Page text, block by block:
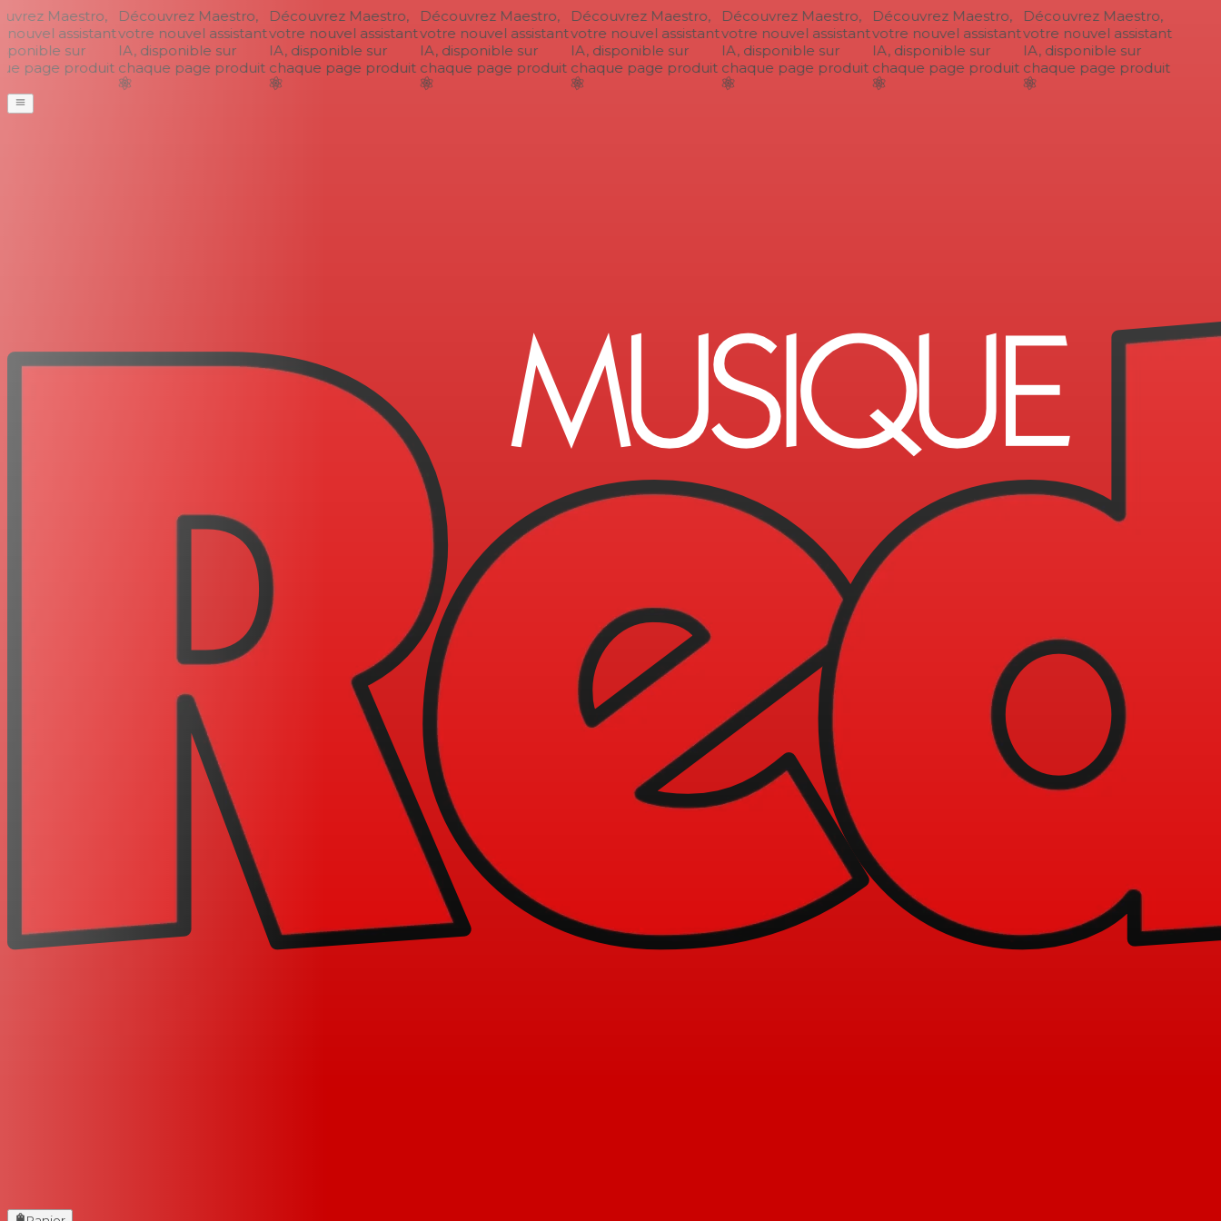
Maestro,
assistant
sur
page produit
Découvrez Maestro,
votre nouvel assistant
IA, disponible sur
chaque page produit
Découvrez Maestro,
votre nouvel assistant
IA, disponible sur
chaque page produit
Découvrez Maestro,
votre nouvel assistant
IA, disponible sur
chaque page produit
Découvrez Maestro,
votre nouvel assistant
IA, disponible sur
chaque page produit
Découvrez Maestro,
votre nouvel assistant
IA, disponible sur
chaque page produit
Découvrez Maestro,
votre nouvel assistant
IA, disponible sur
chaque page produit
Découvrez Maestro,
votre nouvel assistant
IA, disponible sur
chaque page produit